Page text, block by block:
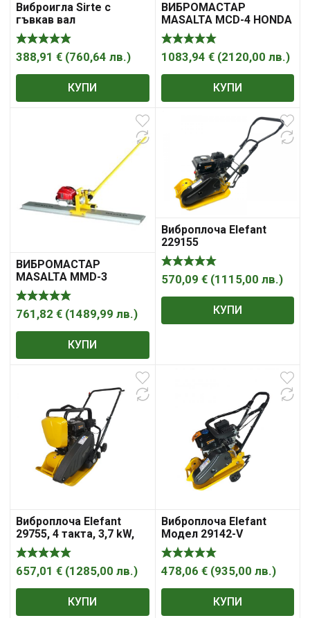
Виброигла Sirte с
гъвкав вал
електрическа 4 м, ф 66
мм, 12 000 вибр./мин,
VS800
388,91 € (760,64 лв.)
КУПИ
ВИБРОМАСТАР
MASALTA MCD-4 HONDA
GX35
1083,94 € (2120,00 лв.)
КУПИ
ВИБРОМАСТАР
MASALTA MMD-3
761,82 € (1489,99 лв.)
КУПИ
Виброплоча Elefant
229155
570,09 € (1115,00 лв.)
КУПИ
Виброплоча Elefant
29755, 4 такта, 3,7 kW,
5500 VPM
657,01 € (1285,00 лв.)
КУПИ
Виброплоча Elefant
Модел 29142-V
478,06 € (935,00 лв.)
КУПИ